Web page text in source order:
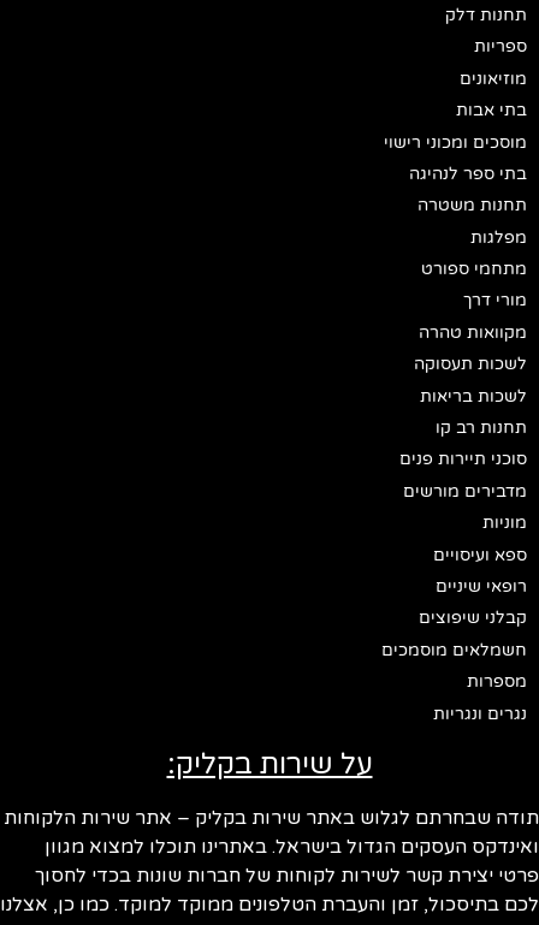
תחנות דלק
ספריות
מוזיאונים
בתי אבות
מוסכים ומכוני רישוי
בתי ספר לנהיגה
תחנות משטרה
מפלגות
מתחמי ספורט
מורי דרך
מקוואות טהרה
לשכות תעסוקה
לשכות בריאות
תחנות רב קו
סוכני תיירות פנים
מדבירים מורשים
מוניות
ספא ועיסויים
רופאי שיניים
קבלני שיפוצים
חשמלאים מוסמכים
מספרות
נגרים ונגריות
על שירות בקליק:
תודה שבחרתם לגלוש באתר שירות בקליק – אתר שירות הלקוחות
ואינדקס העסקים הגדול בישראל. באתרינו תוכלו למצוא מגוון
פרטי יצירת קשר לשירות לקוחות של חברות שונות בכדי לחסוך
לכם בתיסכול, זמן והעברת הטלפונים ממוקד למוקד. כמו כן, אצלנו